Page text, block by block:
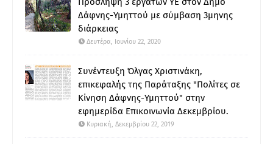
Δάφνης-Υμηττού με σύμβαση 3μηνης
διάρκειας
Δευτέρα, Ιουνίου 22, 2020
Συνέντευξη Όλγας Χριστινάκη,
επικεφαλής της Παράταξης "Πολίτες σε
Κίνηση Δάφνης-Υμηττού" στην
εφημερίδα Επικοινωνία Δεκεμβρίου.
Κυριακή, Δεκεμβρίου 22, 2019